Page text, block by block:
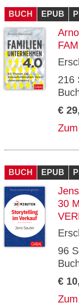
BUCH EPUB
216
€
BUCH EPUB
30
96
€